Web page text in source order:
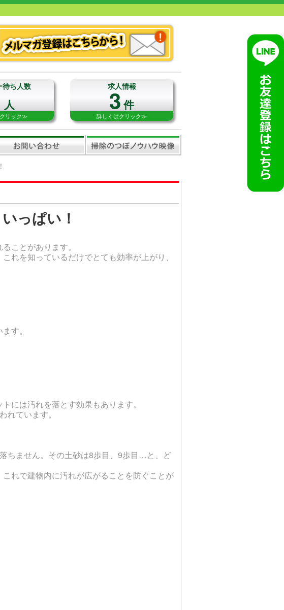
待ち人数
人
リック≫
求人情報
3件
詳しくはクリック≫
っぱい！
ことがあります。
れを知っているだけでとても効率が上がり、
す。
には汚れを落とす効果もあります。
ています。
ちません。その土砂は8歩目、9歩目…と、ど
れで建物内に汚れが広がることを防ぐことが